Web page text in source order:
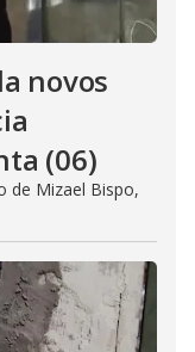
novos
(06)
de Mizael Bispo,